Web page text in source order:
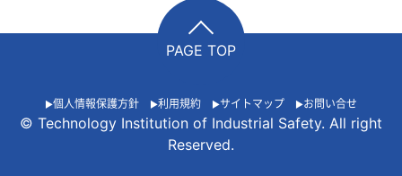
PAGE TOP
個人情報保護方針 利用規約 サイトマップ お問い合せ
© Technology Institution of Industrial Safety. All right
Reserved.